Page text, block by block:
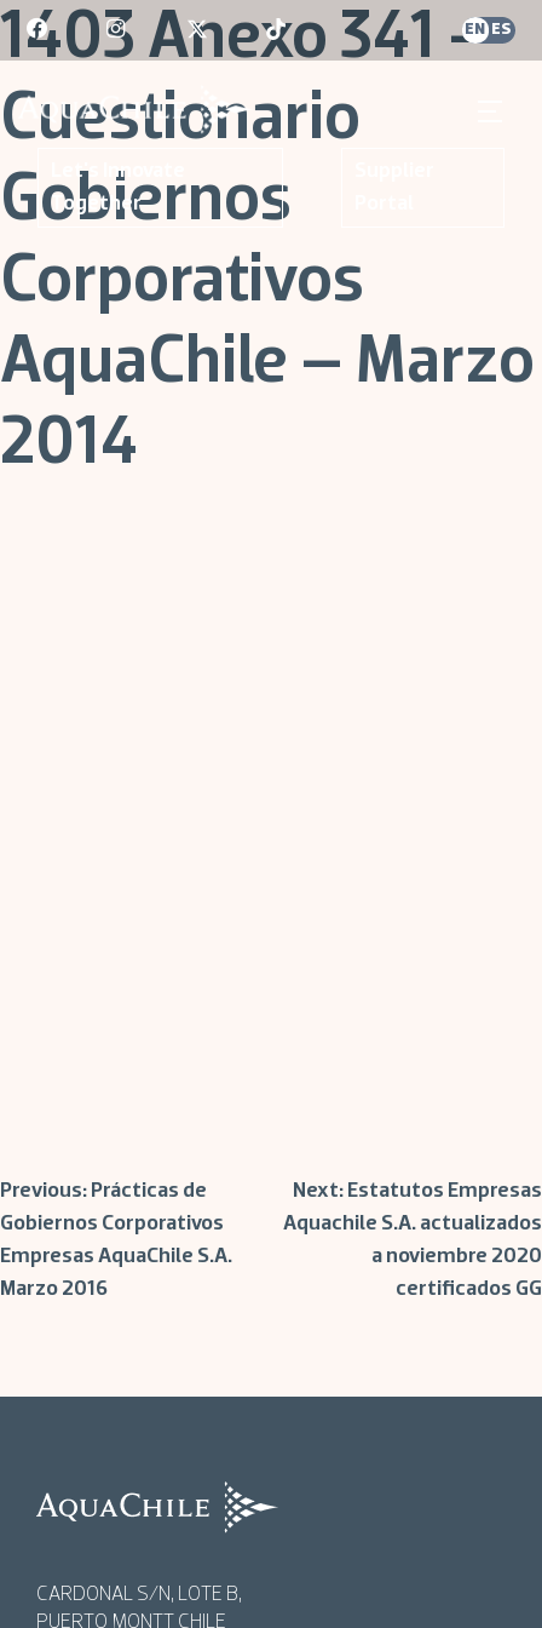
Skip
EN ES
Let's Innovate
Together
1403 Anexo 341 –
Cuestionario
Gobiernos
Corporativos
AquaChile – Marzo
2014
Post
navigation
Previous: Prácticas de
Gobiernos Corporativos
Empresas AquaChile S.A.
Marzo 2016
Next: Estatutos Empresas
Aquachile S.A. actualizados
a noviembre 2020
certificados GG
CARDONAL S/N, LOTE B,
PUERTO MONTT CHILE